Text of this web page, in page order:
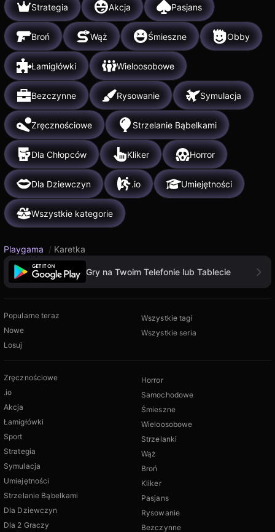
Strategia Akcja Pasjans
Broń Wąż Śmieszne Obby
Łamigłówki Wieloosobowe
Bezczynne Rysowanie Symulacja
Zręcznościowe Strzelanie Bąbelkami
Dla Chłopców Kliker Horror
Dla Dziewczyn .io Umiejętności
Wszystkie kategorie
Playgama / Karetka
Gry na Twoim Telefonie lub Tablecie
Popularne teraz
Nowe
Losuj
Wszystkie tagi
Wszystkie seria
Zręcznościowe
.io
Akcja
Łamigłówki
Sport
Strategia
Symulacja
Umiejętności
Strzelanie Bąbelkami
Dla Dziewczyn
Dla 2 Graczy
Horror
Samochodowe
Śmieszne
Wieloosobowe
Strzelanki
Wąż
Broń
Kliker
Pasjans
Rysowanie
Bezczynne